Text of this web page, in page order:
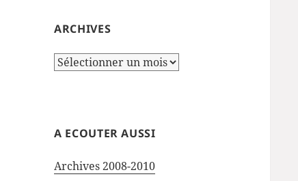
ARCHIVES
Archives
A ECOUTER AUSSI
Archives 2008-2010